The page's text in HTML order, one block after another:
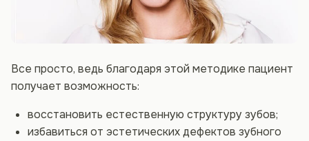
Все просто, ведь благодаря этой методике пациент
получает возможность:
восстановить естественную структуру зубов;
избавиться от эстетических дефектов зубного